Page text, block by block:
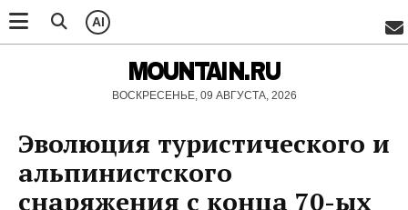
AI
MOUNTAIN.RU
ВОСКРЕСЕНЬЕ, 09 АВГУСТА, 2026
Эволюция туристического и
альпинистского
снаряжения с конца 70-ых